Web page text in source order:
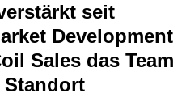
seit
Development
Sales das Team
Standort